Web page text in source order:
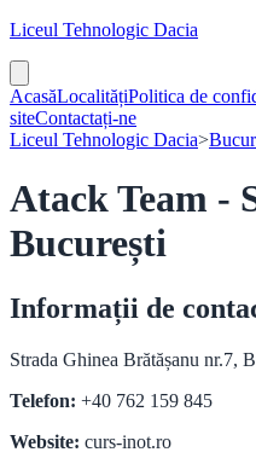
Liceul Tehnologic Dacia
AcasăLocalitățiPolitica de
siteContactați-ne
Liceul Tehnologic Dacia>
Atack Team -
București
Informații de
Strada Ghinea Brătășanu nr.7,
Telefon: +40 762 159 845
Website: curs-inot.ro